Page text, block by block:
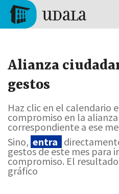
Aller au contenu principal
Alianza
gestos
Haz clic en el calendario
compromiso en la
correspondiente a ese
Sino, entra
gestos de este mes para
compromiso. El
gráfico